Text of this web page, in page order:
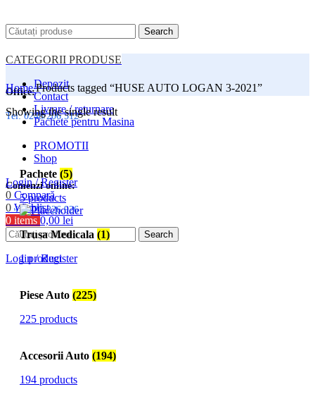
Search
Office:
Tel: 0248/206.512
Comenzi online:
Tel: 0727.226.926
Menu
Login / Register
CATEGORII PRODUSE
Depozit
Contact
Livrare / returnare
Pachete pentru Masina
PROMOTII
Shop
Login / Register
0 Compară
0 Wishlist
0 items 0,00 lei
Search
HomeProducts tagged “HUSE AUTO LOGAN 3-2021”
Showing the single result
Pachete (5)
5 products
Trusa Medicala (1)
1 product
Piese Auto (225)
225 products
Accesorii Auto (194)
194 products